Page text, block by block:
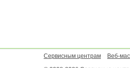
Сервисным центрам
Веб-